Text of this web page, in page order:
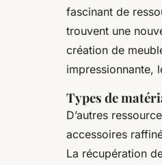
fascinant de
trouvent une
création de
impressionnante,
Types de
D’autres
accessoires
La récupération